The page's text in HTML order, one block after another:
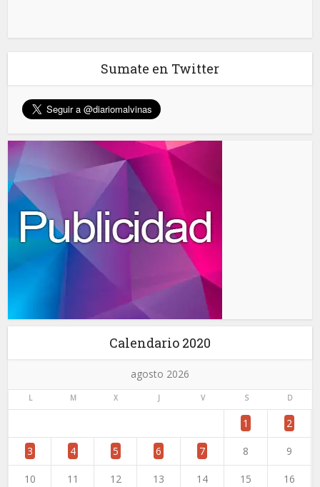
Sumate en Twitter
Calendario 2020
agosto 2026
L M X J V S D
1 2
3 4 5 6 7 8 9
10 11 12 13 14 15 16